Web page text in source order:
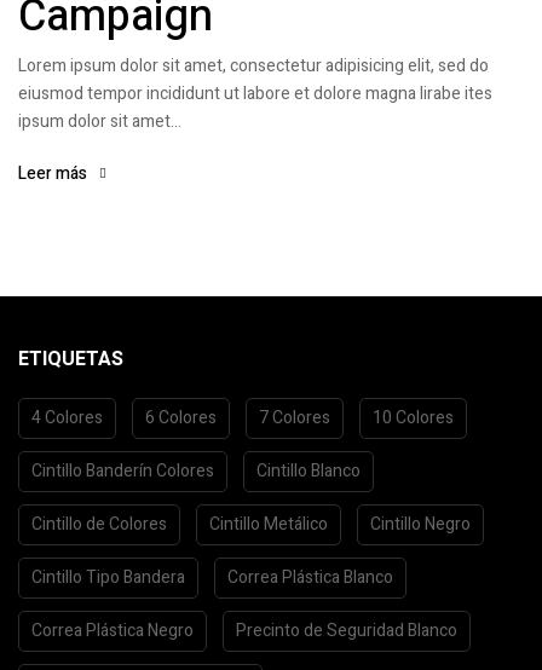
Campaign
Lorem ipsum dolor sit amet, consectetur adipisicing elit, sed do
eiusmod tempor incididunt ut labore et dolore magna lirabe ites
ipsum dolor sit amet…
Leer más
ETIQUETAS
4 Colores 6 Colores 7 Colores 10 Colores
Cintillo Banderín Colores Cintillo Blanco
Cintillo de Colores Cintillo Metálico Cintillo Negro
Cintillo Tipo Bandera Correa Plástica Blanco
Correa Plástica Negro Precinto de Seguridad Blanco